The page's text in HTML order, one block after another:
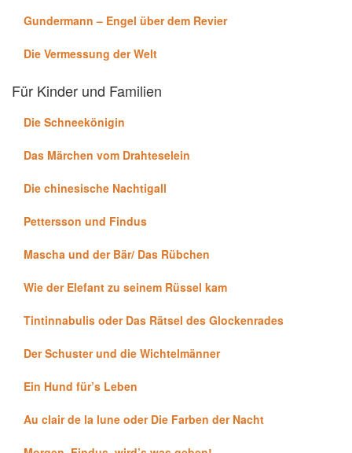
Gundermann – Engel über dem Revier
Die Vermessung der Welt
Für Kinder und Familien
Die Schneekönigin
Das Märchen vom Drahteselein
Die chinesische Nachtigall
Pettersson und Findus
Mascha und der Bär/ Das Rübchen
Wie der Elefant zu seinem Rüssel kam
Tintinnabulis oder Das Rätsel des Glockenrades
Der Schuster und die Wichtelmänner
Ein Hund für’s Leben
Au clair de la lune oder Die Farben der Nacht